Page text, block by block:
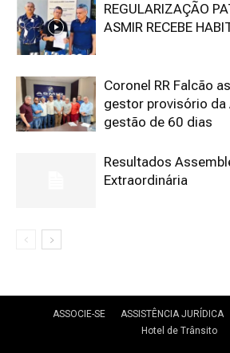
REGULARIZAÇÃO
ASMIR RECEBE
Coronel RR Falcão
gestor provisório da
gestão de 60 dias
Resultados
Extraordinária
ASSOCIE-SE ASSISTÊNCIA JURÍDICA
Hotel de Trânsito